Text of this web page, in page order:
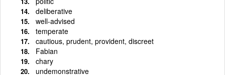
deliberative
well-advised
temperate
cautious, prudent, provident, discreet
Fabian
chary
undemonstrative